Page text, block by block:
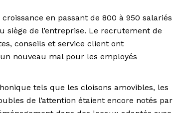
en passant de 800 à 950 salariés
de l’entreprise. Le recrutement de
conseils et service client ont
nouveau mal pour les employés
tels que les cloisons amovibles, les
de l’attention étaient encore notés par